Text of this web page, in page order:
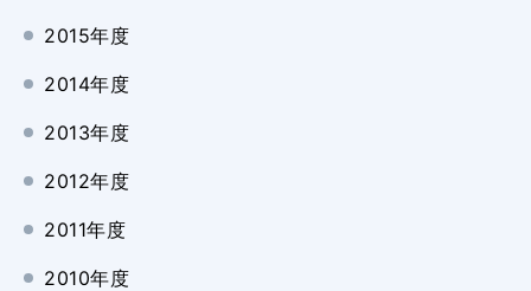
2015年度
2014年度
2013年度
2012年度
2011年度
2010年度